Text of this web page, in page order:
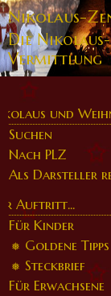
Nikolaus-
Die
Vermittlung
und
Suchen
Nach PLZ
Als Darsteller
Auftritt...
Für Kinder
Goldene Tipps
Steckbrief
Für Erwachsene